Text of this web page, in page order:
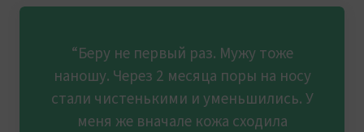
“Беру не первый раз. Мужу тоже
наношу. Через 2 месяца поры на носу
стали чистенькими и уменьшились. У
меня же вначале кожа сходила